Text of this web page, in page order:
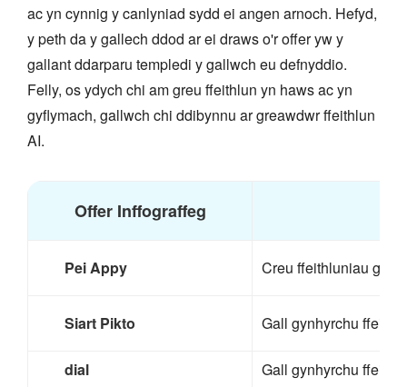
ac yn cynnig y canlyniad sydd ei angen arnoch. Hefyd,
y peth da y gallech ddod ar ei draws o'r offer yw y
gallant ddarparu templedi y gallwch eu defnyddio.
Felly, os ydych chi am greu ffeithlun yn haws ac yn
gyflymach, gallwch chi ddibynnu ar greawdwr ffeithlun
AI.
Offer Inffograffeg
Pei Appy Creu ffeithluniau
Siart Pikto Gall gynhyrchu
dial Gall gynhyrchu